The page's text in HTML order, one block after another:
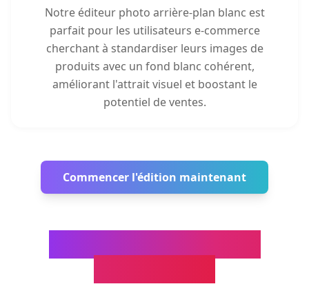
Notre éditeur photo arrière-plan blanc est
parfait pour les utilisateurs e-commerce
cherchant à standardiser leurs images de
produits avec un fond blanc cohérent,
améliorant l'attrait visuel et boostant le
potentiel de ventes.
Commencer l'édition maintenant